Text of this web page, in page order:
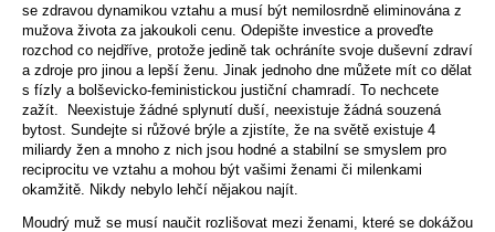
se zdravou dynamikou vztahu a musí být nemilosrdně eliminována z
mužova života za jakoukoli cenu. Odepište investice a proveďte
rozchod co nejdříve, protože jedině tak ochráníte svoje duševní zdraví
a zdroje pro jinou a lepší ženu. Jinak jednoho dne můžete mít co dělat
s fízly a bolševicko-feministickou justiční chamradí. To nechcete
zažít. Neexistuje žádné splynutí duší, neexistuje žádná souzená
bytost. Sundejte si růžové brýle a zjistíte, že na světě existuje 4
miliardy žen a mnoho z nich jsou hodné a stabilní se smyslem pro
reciprocitu ve vztahu a mohou být vašimi ženami či milenkami
okamžitě. Nikdy nebylo lehčí nějakou najít.
Moudrý muž se musí naučit rozlišovat mezi ženami, které se dokážou